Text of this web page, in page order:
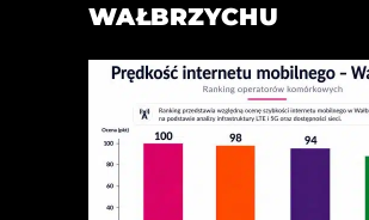
WAŁBRZYCHU